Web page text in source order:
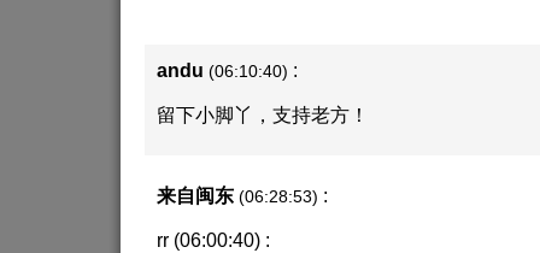
andu (06:10:40) :
留下小脚丫，支持老方！
来自闽东 (06:28:53) :
rr (06:00:40) :